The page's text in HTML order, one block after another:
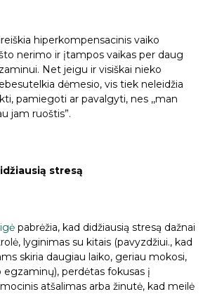
hiperkompensacinis vaiko
nerimo ir įtampos vaikas per daug
Net jeigu ir visiškai nieko
dėmesio, vis tiek neleidžia
pamiegoti ar pavalgyti, nes ,,man
jam ruoštis”.
stresą
pabrėžia, kad didžiausią stresą dažnai
lyginimas su kitais (pavyzdžiui., kad
skiria daugiau laiko, geriau mokosi,
egzaminų), perdėtas fokusas į
atšalimas arba žinutė, kad meilė